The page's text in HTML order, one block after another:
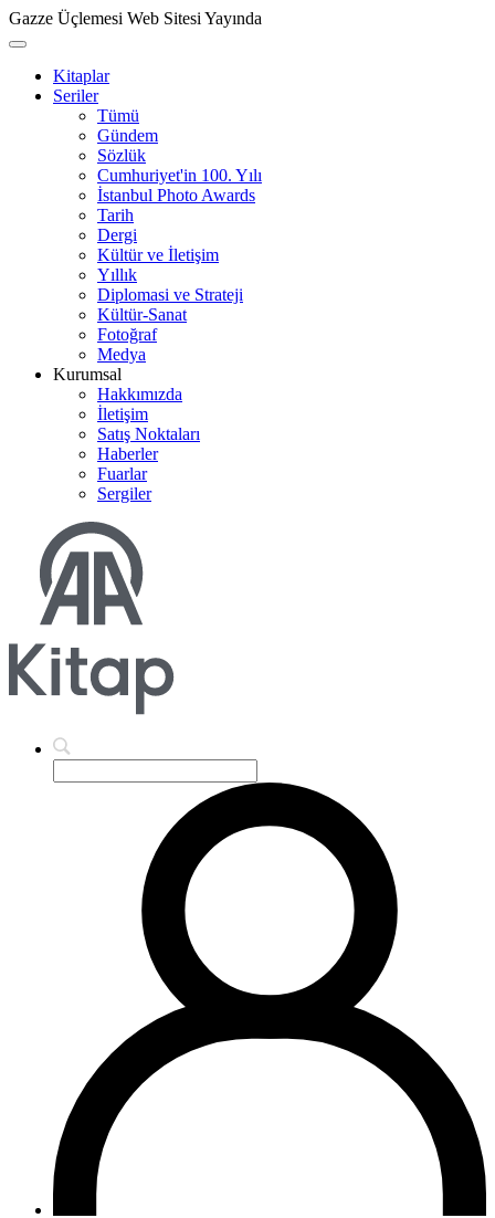
Gazze Üçlemesi Web Sitesi Yayında
Kitaplar
Seriler
Tümü
Gündem
Sözlük
Cumhuriyet'in 100. Yılı
İstanbul Photo Awards
Tarih
Dergi
Kültür ve İletişim
Yıllık
Diplomasi ve Strateji
Kültür-Sanat
Fotoğraf
Medya
Kurumsal
Hakkımızda
İletişim
Satış Noktaları
Haberler
Fuarlar
Sergiler